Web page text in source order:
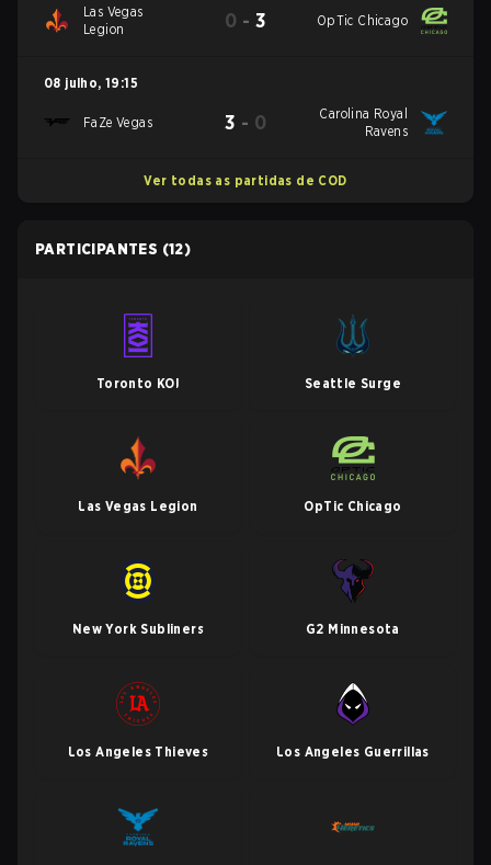
Las Vegas
Legion
0 - 3 OpTic Chicago
08 julho, 19:15
FaZe Vegas 3 - 0
Carolina Royal
Ravens
Ver todas as partidas de COD
PARTICIPANTES (12)
Toronto KOI Seattle Surge
Las Vegas Legion OpTic Chicago
New York Subliners G2 Minnesota
Los Angeles Thieves Los Angeles Guerrillas